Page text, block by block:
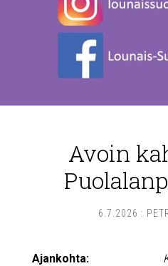
Avoin
6.7.2026 :
Ajankohta: